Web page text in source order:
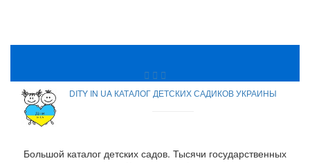
DITY IN UA КАТАЛОГ ДЕТСКИХ САДИКОВ УКРАИНЫ
Большой каталог детских садов. Тысячи государственных